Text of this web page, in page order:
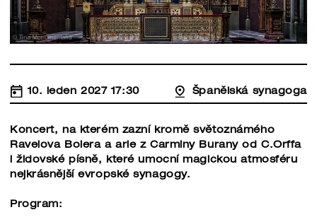
10. leden 2027 17:30 Španělská synagoga
Koncert, na kterém zazní kromě světoznámého
Ravelova Bolera a arie z Carminy Burany od C.Orffa
i židovské písně, které umocní magickou atmosféru
nejkrásnější evropské synagogy.
Program: